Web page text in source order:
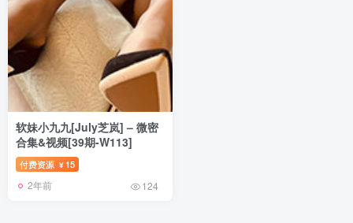
软妹小九九[July芝岚] – 微密
合集&视频[39期-W113]
付费资源 ¥ 15
2年前 124